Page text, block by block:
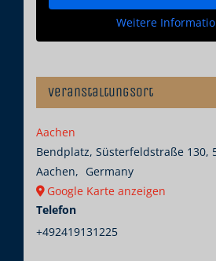
Veranstaltungsort
Aachen
Bendplatz, Süsterfeldstraße 130,
Aachen, Germany
Google Karte anzeigen
Telefon
+492419131225
Weitere